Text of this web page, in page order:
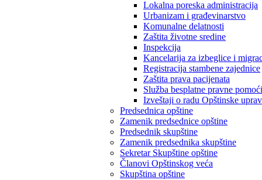
Lokalna poreska administracija
Urbanizam i građevinarstvo
Komunalne delatnosti
Zaštita životne sredine
Inspekcija
Kancelarija za izbeglice i
Registracija stambene zajednice
Zaštita prava pacijenata
Služba besplatne pravne pomoći
Izveštaji o radu Opštinske
Predsednica opštine
Zamenik predsednice opštine
Predsednik skupštine
Zamenik predsednika skupštine
Sekretar Skupštine opštine
Članovi Opštinskog veća
Skupština opštine